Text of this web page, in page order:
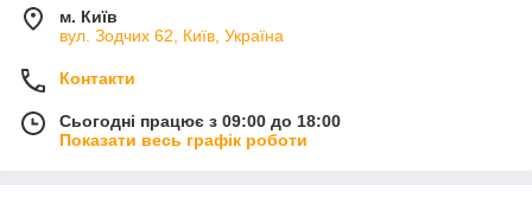
м. Київ
вул. Зодчих 62, Київ, Україна
Контакти
Сьогодні працює з 09:00 до 18:00
Показати весь графік роботи